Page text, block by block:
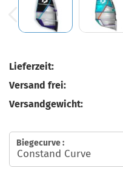
Lieferzeit:
Versand frei:
Versandgewicht:
Biegecurve :